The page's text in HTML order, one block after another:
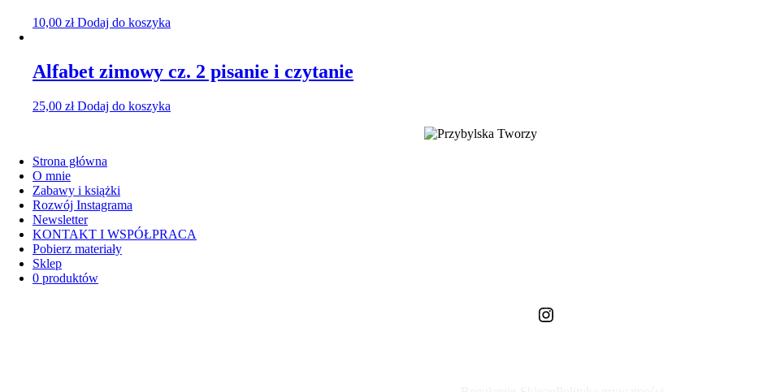
10,00 zł Dodaj do koszyka
Alfabet zimowy cz. 2 pisanie i czytanie
25,00 zł Dodaj do koszyka
Strona główna
O mnie
Zabawy i książki
Rozwój Instagrama
Newsletter
KONTAKT I WSPÓŁPRACA
Pobierz materiały
Sklep
0 produktów
Instagram